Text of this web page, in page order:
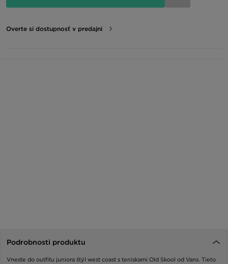
Overte si dostupnosť v predajni
Podrobnosti produktu
Vneste do outfitu juniora štýl west coast s teniskami Old Skool od Vans. Tieto